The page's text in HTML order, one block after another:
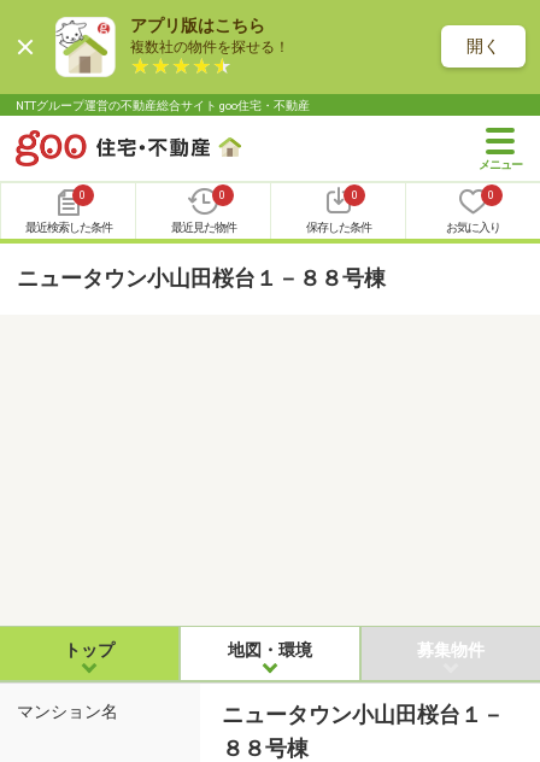
アプリ版はこちら
複数社の物件を探せる！ 開く
NTTグループ運営の不動産総合サイト goo住宅・不動産
0
最近検索した条件
0
最近見た物件
0
保存した条件
0
お気に入り
ニュータウン小山田桜台１－８８号棟
トップ 地図・環境 募集物件
マンション名
ニュータウン小山田桜台１－
８８号棟